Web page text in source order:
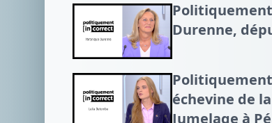
Durenne,
échevine de
Jumelage à